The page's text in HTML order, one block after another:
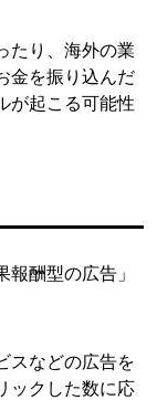
たり、海外の業
金を振り込んだ
が起こる可能性
酬型の広告」
スなどの広告を
ックした数に応